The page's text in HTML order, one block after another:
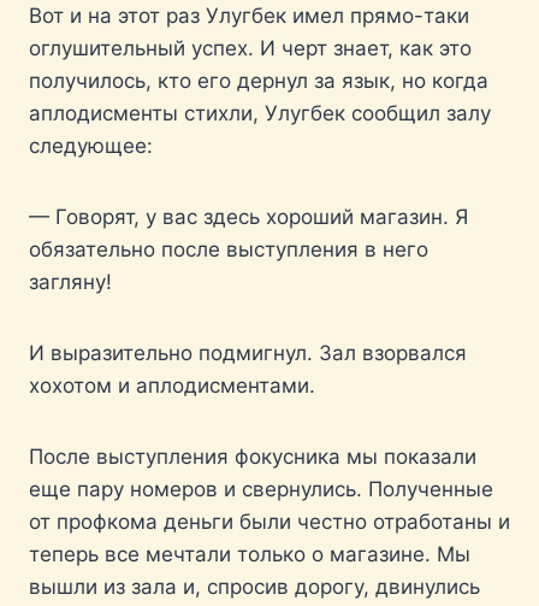
Вот и на этот раз Улугбек имел прямо-таки
оглушительный успех. И черт знает, как это
получилось, кто его дернул за язык, но когда
аплодисменты стихли, Улугбек сообщил залу
следующее:
— Говорят, у вас здесь хороший магазин. Я
обязательно после выступления в него
загляну!
И выразительно подмигнул. Зал взорвался
хохотом и аплодисментами.
После выступления фокусника мы показали
еще пару номеров и свернулись. Полученные
от профкома деньги были честно отработаны и
теперь все мечтали только о магазине. Мы
вышли из зала и, спросив дорогу, двинулись